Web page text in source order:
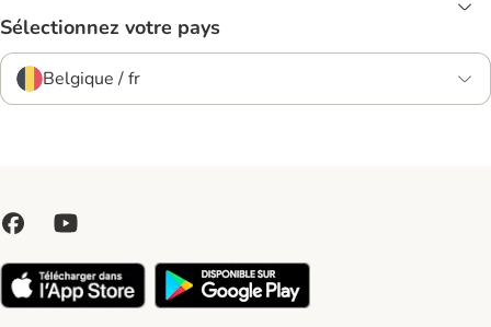
Sélectionnez votre pays
Belgique / fr